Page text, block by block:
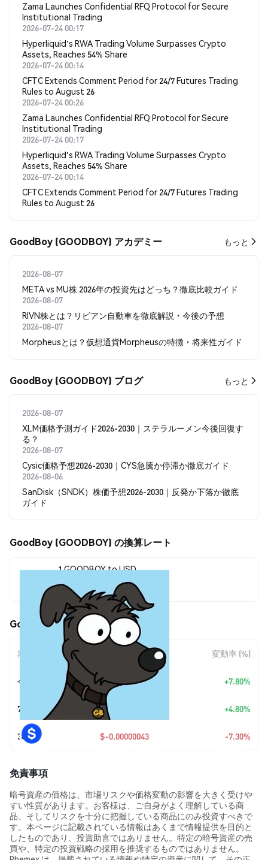
Zama Launches Confidential RFQ Protocol for Secure
Institutional Trading
2026-07-24 00:17
Hyperliquid's RWA Trading Volume Surpasses Crypto
Assets, Reaches 54% Share
2026-07-24 00:14
CFTC Extends Comment Period for 24/7 Futures Trading
Rules to August 26
2026-07-24 00:26
Zama Launches Confidential RFQ Protocol for Secure
Institutional Trading
2026-07-24 00:17
Hyperliquid's RWA Trading Volume Surpasses Crypto
Assets, Reaches 54% Share
2026-07-24 00:14
CFTC Extends Comment Period for 24/7 Futures Trading
Rules to August 26
GoodBoy (GOODBOY) アカデミー もっと
2026-08-07
META vs MU株 2026年の投資先はどっち？徹底比較ガイド
2026-08-07
RIVN株とは？リビアン自動車を徹底解説・今後の予想
2026-08-07
Morpheusとは？仮想通貨Morpheusの特徴・将来性ガイド
GoodBoy (GOODBOY) ブログ もっと
2026-08-07
XLM価格予測ガイド2026-2030｜ステラルーメン今後回復す
る？
2026-08-07
Cysic価格予想2026-2030｜CYS急騰か停滞か徹底ガイド
2026-08-06
SanDisk（SNDK）株価予想2026-2030｜反発か下落か徹底
ガイド
GoodBoy (GOODBOY) の換算レート
1 GOODBOY to USD
$0.00000544
GoodBoy (GOODBOY) の価格変動
期間 変動率 (%)
今日 +$0.00000039 +7.80%
7日 +$0.00000025 +4.80%
30日 $-0.00000043 -7.30%
免責事項
暗号資産の価格は、市場リスクや価格変動の影響を大きく受けや
すい性質があります。お客様は、ご自身がよく理解している商
品、そしてリスクを十分に把握している商品にのみ投資すべきで
す。本ページに記載されている情報はあくまで情報提供を目的と
したものであり、投資助言ではありません。特定の暗号資産の売
買や、特定の投資戦略の採用を推奨するものではありません。